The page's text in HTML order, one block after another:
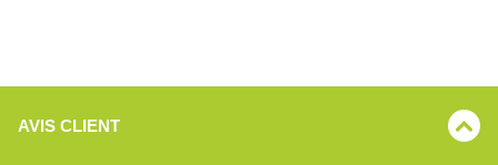
AVIS CLIENT